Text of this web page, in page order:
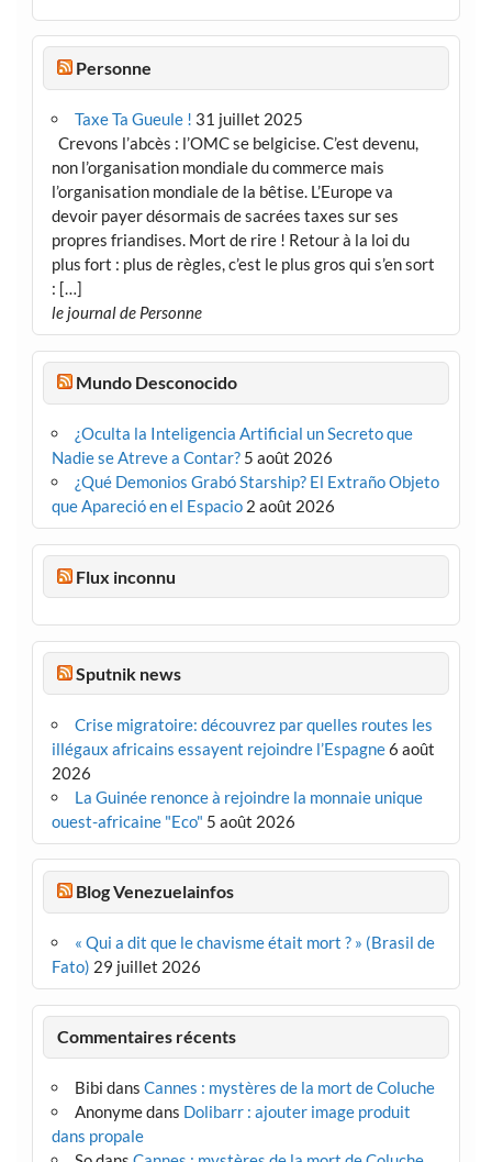
Personne
Taxe Ta Gueule ! 31 juillet 2025
Crevons l’abcès : l’OMC se belgicise. C’est devenu,
non l’organisation mondiale du commerce mais
l’organisation mondiale de la bêtise. L’Europe va
devoir payer désormais de sacrées taxes sur ses
propres friandises. Mort de rire ! Retour à la loi du
plus fort : plus de règles, c’est le plus gros qui s’en sort
: […]
le journal de Personne
Mundo Desconocido
¿Oculta la Inteligencia Artificial un Secreto que
Nadie se Atreve a Contar? 5 août 2026
¿Qué Demonios Grabó Starship? El Extraño Objeto
que Apareció en el Espacio 2 août 2026
Flux inconnu
Sputnik news
Crise migratoire: découvrez par quelles routes les
illégaux africains essayent rejoindre l’Espagne6 août
2026
La Guinée renonce à rejoindre la monnaie unique
ouest-africaine "Eco" 5 août 2026
Blog Venezuelainfos
« Qui a dit que le chavisme était mort ? » (Brasil de
Fato) 29 juillet 2026
Commentaires récents
Bibi dans Cannes : mystères de la mort de Coluche
Anonymedans Dolibarr : ajouter image produit
dans propale